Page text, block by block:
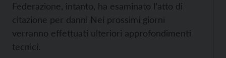
Federazione, intanto, ha esaminato l’atto di
citazione per danni Nei prossimi giorni
verranno effettuati ulteriori approfondimenti
tecnici.